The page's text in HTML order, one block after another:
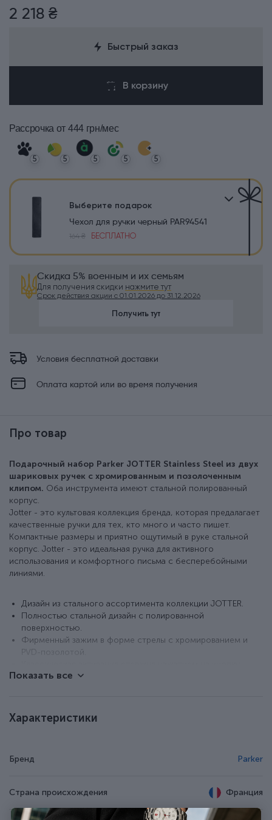
2 218 ₴
Быстрый заказ
В корзину
Рассрочка от 444 грн/мес
5 5 5 5 5
Выберите подарок
Чехол для ручки черный PAR94541
164 ₴
БЕСПЛАТНО
Скидка 5% военным и их семьям
Для получения скидки нажмите тут
Срок действия акции с 01.01.2026 до 31.12.2026
Получить тут
Условия бесплатной доставки
Оплата картой или во время получения
Про товар
Подарочный набор Parker JOTTER Stainless Steel из двух
шариковых ручек с хромированным и позолоченным
клипом. Оба инструмента имеют стальной полированный
корпус.
Jotter - это культовая коллекция бренда, которая предалагает
качественные ручки для тех, кто много и часто пишет.
Компактные размеры и приятно ощутимый в руке стальной
корпус. Jotter - это идеальная ручка для активного
использования и комфортного письма с бесперебойными
линиями.
Дизайн из стального ассортимента коллекции JOTTER.
Полностью стальной дизайн с полированной
поверхностью.
Фирменный зажим в форме стрелы с хромированием и
PVD-позолотой.
Ручки укомплектованы синими шариковыми стержнями.
Подарочная коробка с откидной крышкой.
Показать все
Характеристики
Бренд Parker
Страна происхождения Франция